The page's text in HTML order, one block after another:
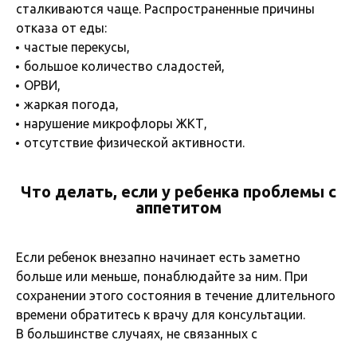
сталкиваются чаще. Распространенные причины
отказа от еды:
частые перекусы,
большое количество сладостей,
ОРВИ,
жаркая погода,
нарушение микрофлоры ЖКТ,
отсутствие физической активности.
Что делать, если у ребенка проблемы с
аппетитом
Если ребенок внезапно начинает есть заметно
больше или меньше, понаблюдайте за ним. При
сохранении этого состояния в течение длительного
времени обратитесь к врачу для консультации.
В большинстве случаях, не связанных с